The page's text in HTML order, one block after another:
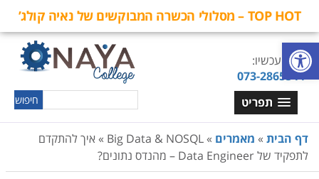
פתח סרגל נגישות
TOP HOT – מסלולי הכשרה המבוקשים של נאיה קולג’
חייגו עכשיו:
073-2865544
תפריט
דף הבית » מאמרים »
Big Data & NOSQL
»איך להתקדם
לתפקיד של Data Engineer – מהנדס נתונים?